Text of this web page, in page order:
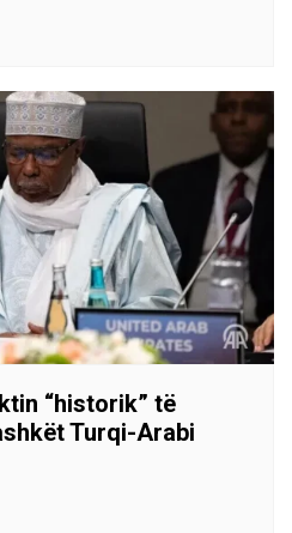
“historik” të
Turqi-Arabi